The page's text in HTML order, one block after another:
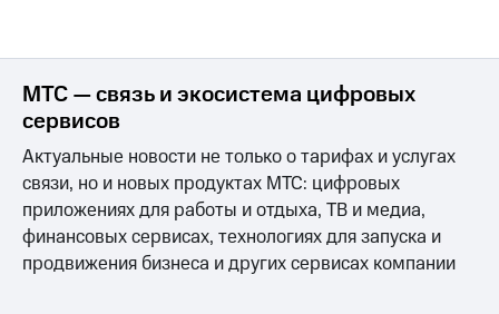
МТС — связь и экосистема цифровых
сервисов
Актуальные новости не только о тарифах и услугах
связи, но и новых продуктах МТС: цифровых
приложениях для работы и отдыха, ТВ и медиа,
финансовых сервисах, технологиях для запуска и
продвижения бизнеса и других сервисах компании